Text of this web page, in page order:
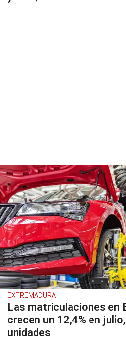
EXTREMADURA
Las matriculaciones en
crecen un 12,4% en
unidades